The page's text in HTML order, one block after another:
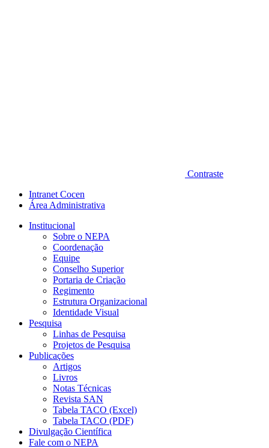
Contraste
Intranet Cocen
Área Administrativa
Institucional
Sobre o NEPA
Coordenação
Equipe
Conselho Superior
Portaria de Criação
Regimento
Estrutura Organizacional
Identidade Visual
Pesquisa
Linhas de Pesquisa
Projetos de Pesquisa
Publicações
Artigos
Livros
Notas Técnicas
Revista SAN
Tabela TACO (Excel)
Tabela TACO (PDF)
Divulgação Científica
Fale com o NEPA